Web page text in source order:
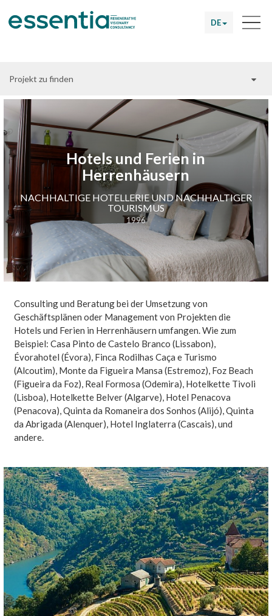
DE
Projekt zu finden
Hotels und Ferien in
Herrenhäusern
NACHHALTIGE HOTELLERIE UND NACHHALTIGER
TOURISMUS
1996
Consulting und Beratung bei der Umsetzung von
Geschäftsplänen oder Management von Projekten die
Hotels und Ferien in Herrenhäusern umfangen. Wie zum
Beispiel: Casa Pinto de Castelo Branco (Lissabon),
Évorahotel (Évora), Finca Rodilhas Caça e Turismo
(Alcoutim), Monte da Figueira Mansa (Estremoz), Foz Beach
(Figueira da Foz), Real Formosa (Odemira), Hotelkette Tivoli
(Lisboa), Hotelkette Belver (Algarve), Hotel Penacova
(Penacova), Quinta da Romaneira dos Sonhos (Alijó), Quinta
da Abrigada (Alenquer), Hotel Inglaterra (Cascais), und
andere.